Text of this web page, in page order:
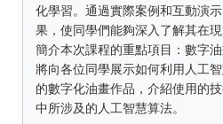
化學習。通過實際案例和互動演
果，使同學們能夠深入了解其在
簡介本次課程的重點項目：數字
將向各位同學展示如何利用人工
的數字化油畫作品，介紹使用的
中所涉及的人工智慧算法。